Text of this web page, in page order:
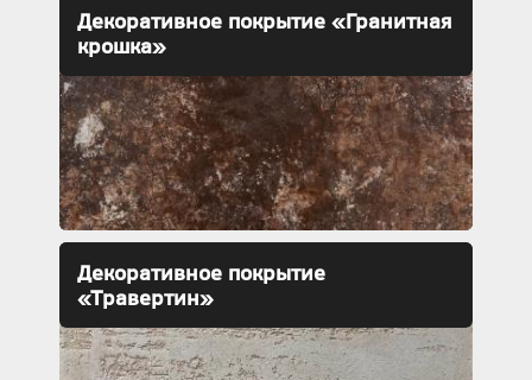
Декоративное покрытие «Гранитная
крошка»
Декоративное покрытие
«Травертин»